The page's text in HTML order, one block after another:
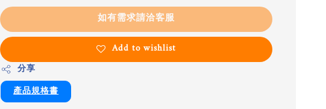
如有需求請洽客服
Add to wishlist
分享
產品規格書